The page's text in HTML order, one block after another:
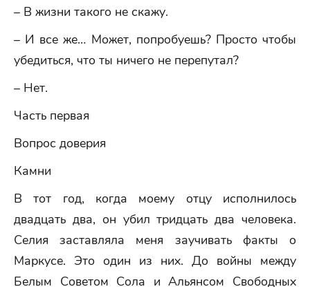
– В жизни такого не скажу.
– И все же… Может, попробуешь? Просто чтобы
убедиться, что ты ничего не перепутал?
– Нет.
Часть первая
Вопрос доверия
Камни
В тот год, когда моему отцу исполнилось
двадцать два, он убил тридцать два человека.
Селия заставляла меня заучивать факты о
Маркусе. Это один из них. До войны между
Белым Советом Сола и Альянсом Свободных